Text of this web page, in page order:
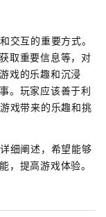
交互的重要方式。
取重要信息等，对
戏的乐趣和沉浸
。玩家应该善于利
戏带来的乐趣和挑
细阐述，希望能够
，提高游戏体验。